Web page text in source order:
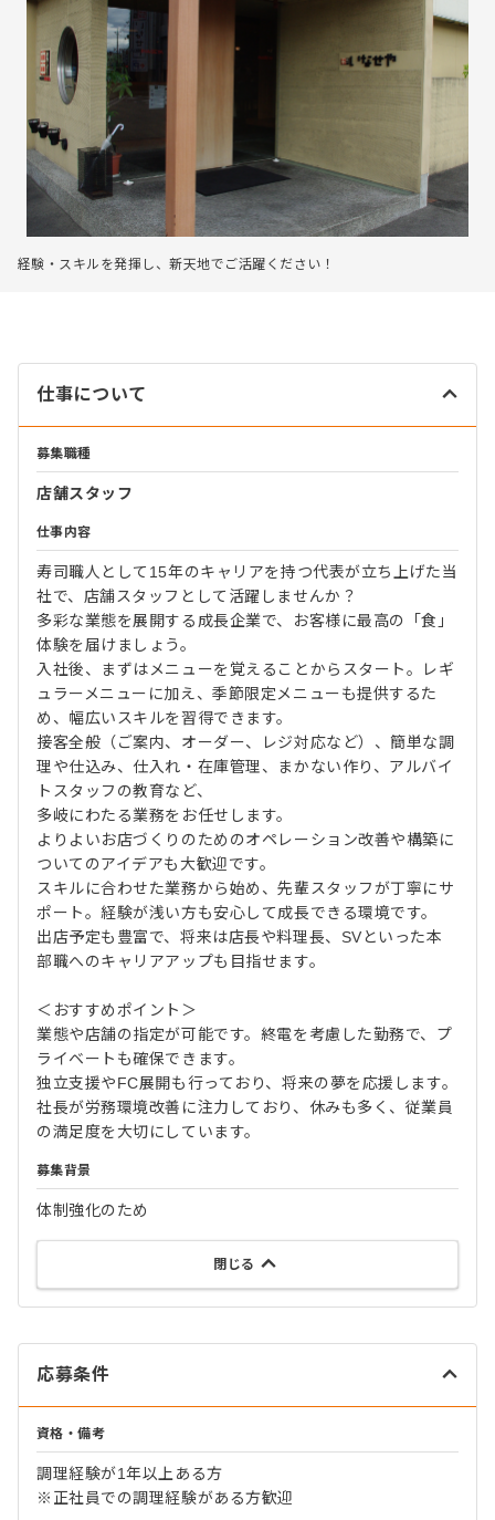
経験・スキルを発揮し、新天地でご活躍ください！
仕事について
募集職種
店舗スタッフ
仕事内容
寿司職人として15年のキャリアを持つ代表が立ち上げた当
社で、店舗スタッフとして活躍しませんか？
多彩な業態を展開する成長企業で、お客様に最高の「食」
体験を届けましょう。
入社後、まずはメニューを覚えることからスタート。レギ
ュラーメニューに加え、季節限定メニューも提供するた
め、幅広いスキルを習得できます。
接客全般（ご案内、オーダー、レジ対応など）、簡単な調
理や仕込み、仕入れ・在庫管理、まかない作り、アルバイ
トスタッフの教育など、
多岐にわたる業務をお任せします。
よりよいお店づくりのためのオペレーション改善や構築に
ついてのアイデアも大歓迎です。
スキルに合わせた業務から始め、先輩スタッフが丁寧にサ
ポート。経験が浅い方も安心して成長できる環境です。
出店予定も豊富で、将来は店長や料理長、SVといった本
部職へのキャリアアップも目指せます。
＜おすすめポイント＞
業態や店舗の指定が可能です。終電を考慮した勤務で、プ
ライベートも確保できます。
独立支援やFC展開も行っており、将来の夢を応援します。
社長が労務環境改善に注力しており、休みも多く、従業員
の満足度を大切にしています。
募集背景
体制強化のため
閉じる
応募条件
資格・備考
調理経験が1年以上ある方
※正社員での調理経験がある方歓迎